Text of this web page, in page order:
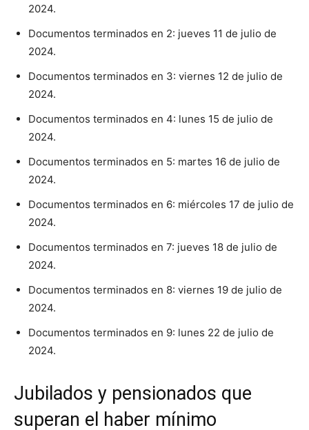
2024.
Documentos terminados en 2: jueves 11 de julio de
2024.
Documentos terminados en 3: viernes 12 de julio de
2024.
Documentos terminados en 4: lunes 15 de julio de
2024.
Documentos terminados en 5: martes 16 de julio de
2024.
Documentos terminados en 6: miércoles 17 de julio de
2024.
Documentos terminados en 7: jueves 18 de julio de
2024.
Documentos terminados en 8: viernes 19 de julio de
2024.
Documentos terminados en 9: lunes 22 de julio de
2024.
Jubilados y pensionados que
superan el haber mínimo